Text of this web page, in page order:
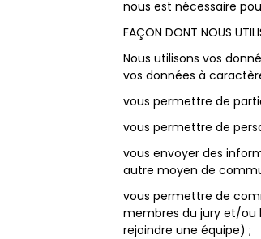
nous est nécessaire
FAÇON DONT NOUS
Nous utilisons vos
vos données à
vous permettre de
vous permettre de
vous envoyer des
autre moyen de
vous permettre de
membres du jury et/ou
rejoindre une équipe) ;